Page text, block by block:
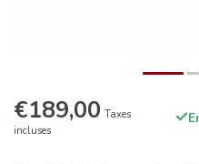
€189,00 Taxes
incluses